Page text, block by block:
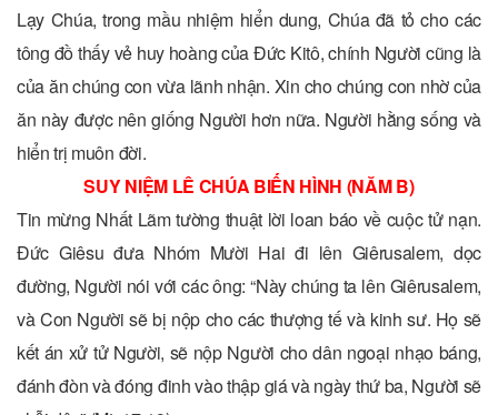
Lạy Chúa, trong mầu nhiệm hiển dung, Chúa đã tỏ cho các
tông đồ thấy vẻ huy hoàng của Ðức Kitô, chính Người cũng là
của ăn chúng con vừa lãnh nhận. Xin cho chúng con nhờ của
ăn này được nên giống Người hơn nữa. Người hằng sống và
hiển trị muôn đời.
SUY NIỆM LÊ CHÚA BIẾN HÌNH (NĂM B)
Tin mừng Nhất Lãm tường thuật lời loan báo về cuộc tử nạn.
Đức Giêsu đưa Nhóm Mười Hai đi lên Giêrusalem, dọc
đường, Người nói với các ông: “Này chúng ta lên Giêrusalem,
và Con Người sẽ bị nộp cho các thượng tế và kinh sư. Họ sẽ
kết án xử tử Người, sẽ nộp Người cho dân ngoại nhạo báng,
đánh đòn và đóng đinh vào thập giá và ngày thứ ba, Người sẽ